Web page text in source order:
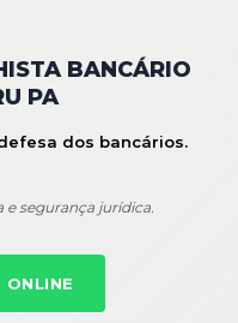
BANCÁRIO
PA
dos bancários.
segurança jurídica.